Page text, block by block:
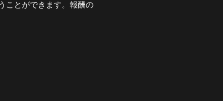
ことができます。報酬の